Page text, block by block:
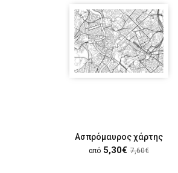
Ασπρόμαυρος χάρτης
από 5,30€ 7,60€